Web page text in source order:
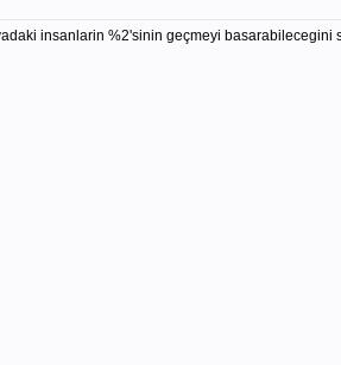
insanlarin %2'sinin geçmeyi basarabilecegini